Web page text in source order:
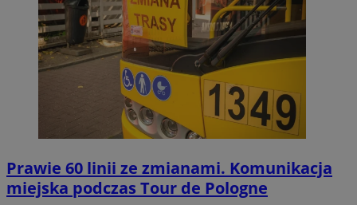
Prawie 60 linii ze zmianami. Komunikacja
miejska podczas Tour de Pologne